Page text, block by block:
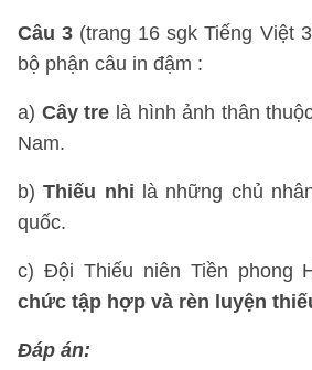
Câu 3 (trang 16 sgk Tiếng Việt
bộ phận câu in đậm :
a) Cây tre là hình ảnh thân
Nam.
b)Thiếu nhi là những chủ
quốc.
c) Đội Thiếu niên Tiền phong
chức tập hợp và rèn luyện
Đáp án: